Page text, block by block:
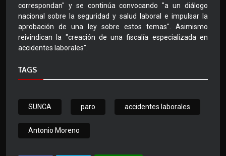
correspondan" y se continúa convocando "a un diálogo
nacional sobre la seguridad y salud laboral e impulsar la
aprobación de una ley sobre estos temas". Asimismo
reivindican la "creación de una fiscalía especializada en
accidentes laborales".
TAGS
SUNCA paro accidentes laborales
Antonio Moreno